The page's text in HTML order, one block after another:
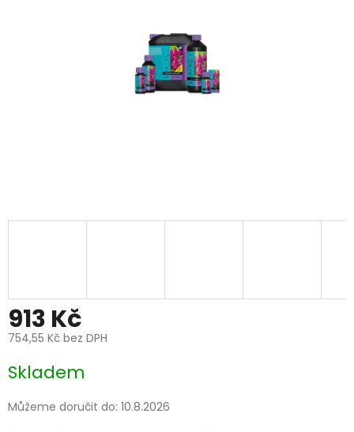
913 Kč
754,55 Kč bez DPH
cena:
Skladem
Můžeme doručit do: 10.8.2026